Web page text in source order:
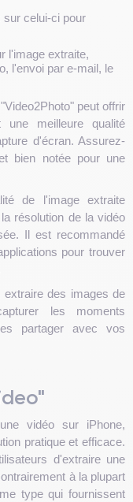
sur celui-ci pour
l'image extraite,
l'envoi par e-mail, le
peut offrir
une meilleure qualité
d'écran. Assurez-
bien notée pour une
de l'image extraite
résolution de la vidéo
Il est recommandé
pour trouver
des images de
les moments
partager avec vos
vidéo sur iPhone,
pratique et efficace.
d'extraire une
à la plupart
type qui fournissent